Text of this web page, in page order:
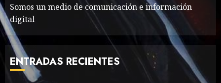
7
The full story of
Thailand’s extraordinary
cave rescue
MAYO 14, 2024 1017
Somos un medio de comunicación e información
digital
ENTRADAS RECIENTES